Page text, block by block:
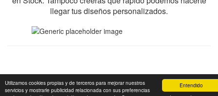
Entendido
Utilizamos cookies propias y de terceros para mejorar nuestros
servicios y mostrarle publicidad relacionada con sus preferencias
llegar tus diseños personalizados.